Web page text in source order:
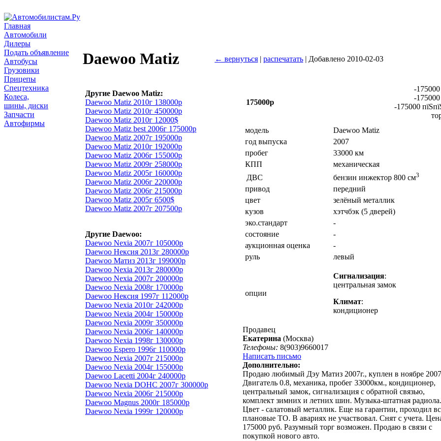
Главная
Автомобили
Дилеры
Подать объявление
Автобусы
Грузовики
Прицепы
Спецтехника
Колеса,
шины, диски
Запчасти
Автофирмы
Daewoo Matiz ← вернуться | распечатать | Добавлено 2010-02-03
Другие Daewoo Matiz:
Daewoo Matiz 2010г 138000р
Daewoo Matiz 2010г 450000р
Daewoo Matiz 2010г 12000$
Daewoo Matiz best 2006г 175000р
Daewoo Matiz 2007г 195000р
Daewoo Matiz 2010г 192000р
Daewoo Matiz 2006г 155000р
Daewoo Matiz 2009г 258000р
Daewoo Matiz 2005г 160000р
Daewoo Matiz 2006г 220000р
Daewoo Matiz 2006г 215000р
Daewoo Matiz 2005г 6500$
Daewoo Matiz 2007г 207500р
Другие Daewoo:
Daewoo Nexia 2007г 105000р
Daewoo Нексия 2013г 280000р
Daewoo Матиз 2013г 199000р
Daewoo Nexia 2013г 280000р
Daewoo Nexia 2007г 200000р
Daewoo Nexia 2008г 170000р
Daewoo Нексия 1997г 112000р
Daewoo Nexia 2010г 242000р
Daewoo Nexia 2004г 150000р
Daewoo Nexia 2009г 350000р
Daewoo Nexia 2006г 140000р
Daewoo Nexia 1998г 130000р
Daewoo Espero 1996г 110000р
Daewoo Nexia 2007г 215000р
Daewoo Nexia 2004г 155000р
Daewoo Lacetti 2004г 240000р
Daewoo Nexia DOHC 2007г 300000р
Daewoo Nexia 2006г 215000р
Daewoo Magnus 2000г 185000р
Daewoo Nexia 1999г 120000р
175000р
-
-
-175000
модель
Daewoo Matiz
год выпуска
2007
пробег
33000 км
КПП
механическая
ДВС
бензин инжектор 800 см3
привод
передний
цвет
зелёный металлик
кузов
хэтчбэк (5 дверей)
эко.стандарт
-
состояние
-
аукционная оценка
-
руль
левый
опции
Сигнализация:
центральная замок
Климат:
кондиционер
Продавец
Екатерина (Москва)
Телефоны: 8(903)9660017
Написать письмо
Дополнительно:
Продаю любимый Дэу Матиз 2007г., куплен в ноябре
Двигатель 0.8, механика, пробег 33000км., кондиционер,
центральный замок, сигнализация с обратной связью,
комплект зимних и летних шин. Музыка-штатная радиола.
Цвет - салатовый металлик. Еще на гарантии, проходил
плановые ТО. В авариях не участвовал. Снят с учета.
175000 руб. Разумный торг возможен. Продаю в связи с
покупкой нового авто.